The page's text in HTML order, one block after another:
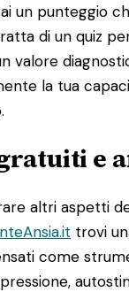
un punteggio
di un quiz
valore
la tua
e
altri aspetti
trovi
come